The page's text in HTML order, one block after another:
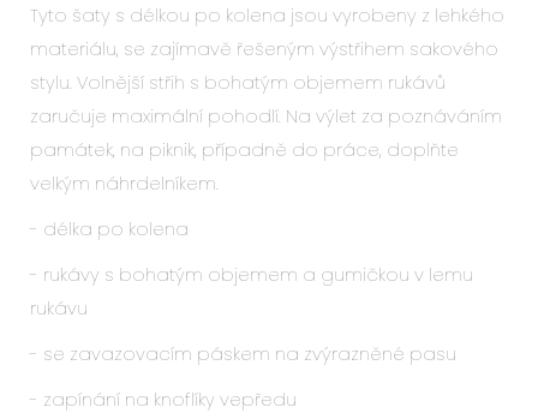
Tyto šaty s délkou po kolena jsou vyrobeny z lehkého
materiálu, se zajímavě řešeným výstřihem sakového
stylu. Volnější střih s bohatým objemem rukávů
zaručuje maximální pohodlí. Na výlet za poznáváním
památek, na piknik, případně do práce, doplňte
velkým náhrdelníkem.
- délka po kolena
- rukávy s bohatým objemem a gumičkou v lemu
rukávu
- se zavazovacím páskem na zvýrazněné pasu
- zapínání na knoflíky vepředu